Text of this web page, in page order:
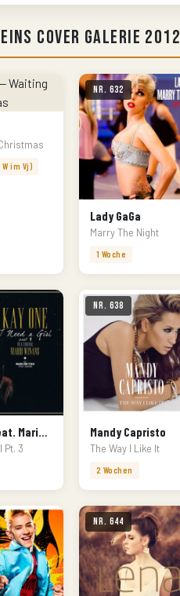
Cover Galerie 2012
W im Vj)
Nr. 632
Lady GaGa
Marry The Night
1 Woche
Kay One feat. Mario Winans
Pt. 3
Nr. 638
Mandy Capristo
The Way I Like It
2 Wochen
Nr. 644